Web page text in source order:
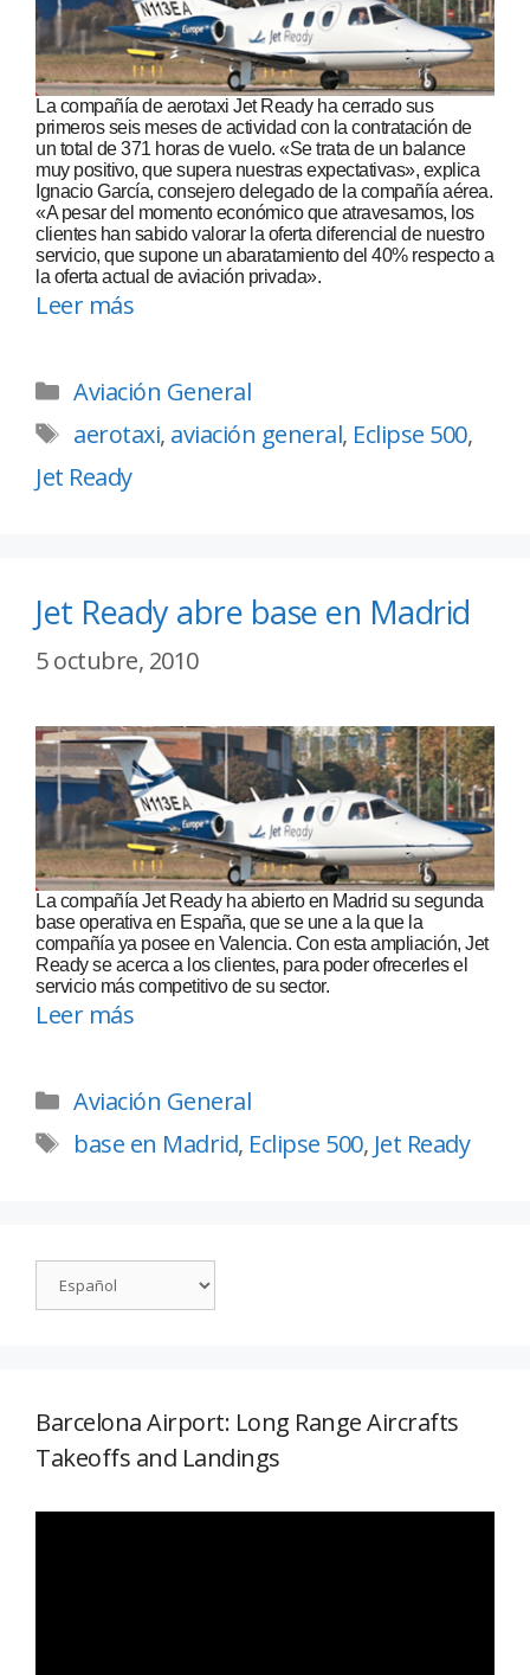
La compañía de aerotaxi Jet Ready ha cerrado sus
primeros seis meses de actividad con la contratación de
un total de 371 horas de vuelo. «Se trata de un balance
muy positivo, que supera nuestras expectativas», explica
Ignacio García, consejero delegado de la compañía aérea.
«A pesar del momento económico que atravesamos, los
clientes han sabido valorar la oferta diferencial de nuestro
servicio, que supone un abaratamiento del 40% respecto a
la oferta actual de aviación privada».
Leer más
Aviación General
aerotaxi, aviación general, Eclipse 500,
Jet Ready
Jet Ready abre base en Madrid
5 octubre, 2010
La compañía Jet Ready ha abierto en Madrid su segunda
base operativa en España, que se une a la que la
compañía ya posee en Valencia. Con esta ampliación, Jet
Ready se acerca a los clientes, para poder ofrecerles el
servicio más competitivo de su sector.
Leer más
Aviación General
base en Madrid, Eclipse 500, Jet Ready
Barcelona Airport: Long Range Aircrafts
Takeoffs and Landings